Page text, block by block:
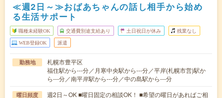
≪週2日～≫おばあちゃんの話し相手から始め
る生活サポート
職種未経験OK 交通費別途支給あり 土日祝日が休み 残業なし
WEB登録OK 派遣
勤務地
札幌市豊平区
福住駅から---分／月寒中央駅から---分／平岸(札幌市営)駅か
ら---分／南平岸駅から---分／中の島駅から---分
曜日頻度 週2日～OK ■曜日固定の相談OK！ ■希望の曜日があればご相